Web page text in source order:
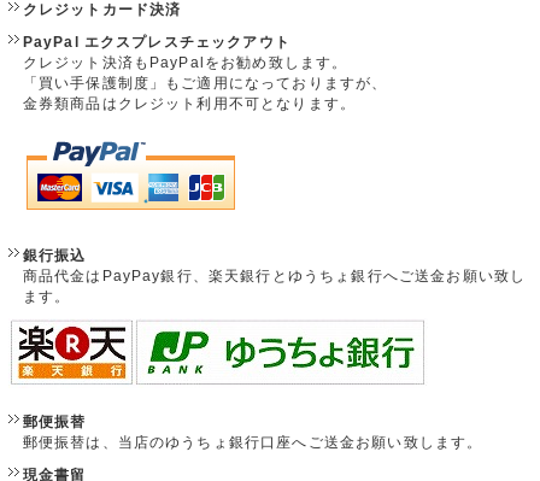
クレジットカード決済
PayPal エクスプレスチェックアウト
クレジット決済もPayPalをお勧め致します。
「買い手保護制度」もご適用になっておりますが、
金券類商品はクレジット利用不可となります。
銀行振込
商品代金はPayPay銀行、楽天銀行とゆうちょ銀行へご送金お願い致し
ます。
郵便振替
郵便振替は、当店のゆうちょ銀行口座へご送金お願い致します。
現金書留